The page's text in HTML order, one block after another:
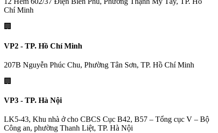
Chí Minh
🏢
VP2 - TP. Hồ Chí Minh
207B Nguyễn Phúc Chu, Phường Tân Sơn, TP. Hồ Chí Minh
🏢
VP3 - TP. Hà Nội
LK5-43, Khu nhà ở cho CBCS Cục B42, B57 – Tổng cục V – Bộ
Công an, phường Thanh Liệt, TP. Hà Nội